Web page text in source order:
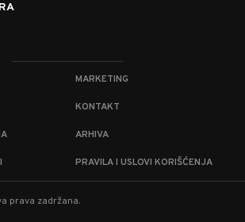
MARKETING
KONTAKT
ARHIVA
PRAVILA I USLOVI KORIŠĆENJA
prava zadržana.